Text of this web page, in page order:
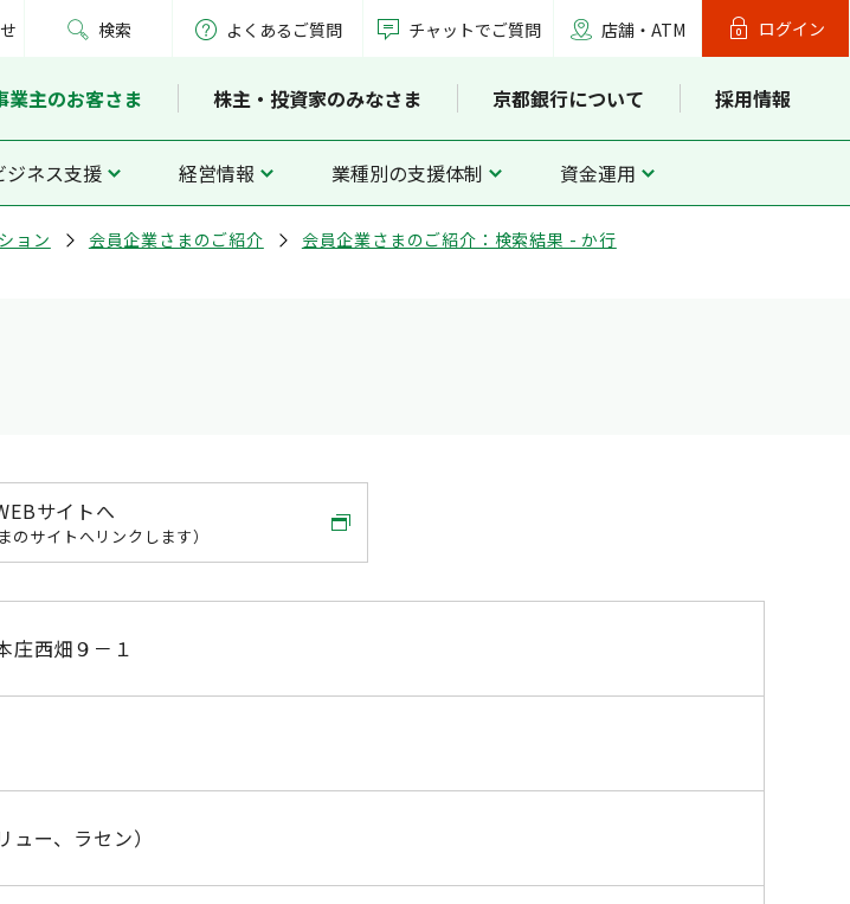
検索 よくあるご質問 チャットでご質問 店舗・ATM ログイン
業主のお客さま 株主・投資家のみなさま 京都銀行について 採用情報
ジネス支援 経営情報 業種別の支援体制 資金運用
ョン 会員企業さまのご紹介
会員企業さまのご紹介：検索結果 - か行
サイトへ
のサイトへリンクします）
庄西畑９－１
ー、ラセン）